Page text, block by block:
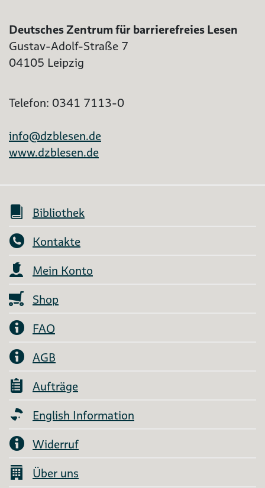
Deutsches Zentrum für barrierefreies Lesen
Gustav-Adolf-Straße 7
04105 Leipzig
Telefon: 0341 7113-0
info@dzblesen.de
www.dzblesen.de
Bibliothek
Kontakte
Mein Konto
Shop
FAQ
AGB
Aufträge
English Information
Widerruf
Über uns